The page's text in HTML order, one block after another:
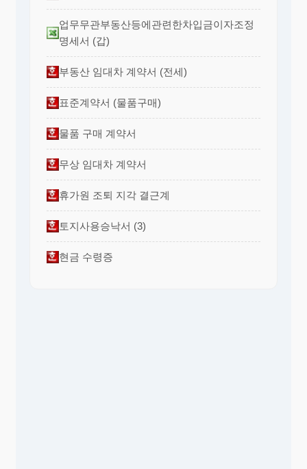
업무무관부동산등에관련한차입금이자조정
명세서 (갑)
부동산 임대차 계약서 (전세)
표준계약서 (물품구매)
물품 구매 계약서
무상 임대차 계약서
휴가원 조퇴 지각 결근계
토지사용승낙서 (3)
현금 수령증